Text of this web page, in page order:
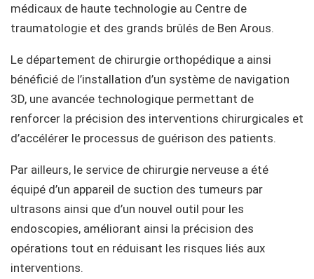
médicaux de haute technologie au Centre de
traumatologie et des grands brûlés de Ben Arous.
Le département de chirurgie orthopédique a ainsi
bénéficié de l’installation d’un système de navigation
3D, une avancée technologique permettant de
renforcer la précision des interventions chirurgicales et
d’accélérer le processus de guérison des patients.
Par ailleurs, le service de chirurgie nerveuse a été
équipé d’un appareil de suction des tumeurs par
ultrasons ainsi que d’un nouvel outil pour les
endoscopies, améliorant ainsi la précision des
opérations tout en réduisant les risques liés aux
interventions.